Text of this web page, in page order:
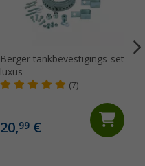
Berger tankbevestigings-set
luxus
(7)
20,99€